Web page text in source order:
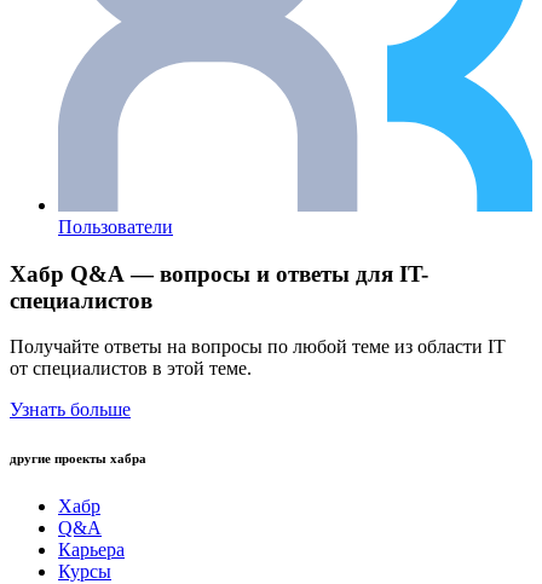
Пользователи
Хабр Q&A — вопросы и ответы для IT-
специалистов
Получайте ответы на вопросы по любой теме из области IT
от специалистов в этой теме.
Узнать больше
другие проекты хабра
Хабр
Q&A
Карьера
Курсы